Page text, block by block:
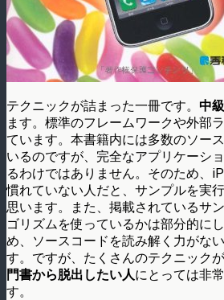
テクニックが詰まった一冊です。 中
ます。標準のフレームワークや外部
ています。本書籍内には多数のソー
いるのですが、完全なアプリケーシ
るわけではありません。そのため、
慣れていない人だと、サンプルを実
思います。また、掲載されているサ
ゴリズムを使っているかは部分的に
め、ソースコードを読み解く力がな
す。ですが、たくさんのテクニック
門書から脱出したい人にとっては非
す。